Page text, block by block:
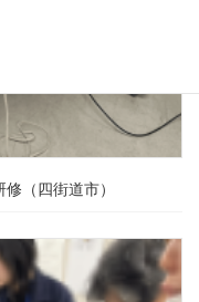
（四街道市）